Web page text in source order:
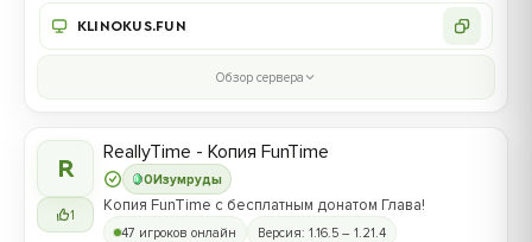
KLINOKUS.FUN
Обзор сервера
R
1
0Изумруды
ReallyTime - Копия FunTime
Копия FunTime с бесплатным донатом Глава!
47 игроков онлайн Версия: 1.16.5 – 1.21.4